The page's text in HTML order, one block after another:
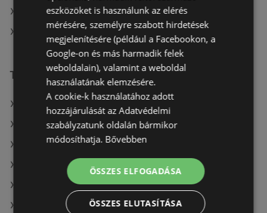
Rossmann itt: Hatvani
Rossmann itt: Tokaji
További linkek
A(z) Rossmann ajánlatai
A(z) goods market ajánlatai
A(z) Benu Gyógyszertárak ajánlatai
A(z) Oriflame aktuális akciós újságjai
A(z) Crystal nails aktuális akciós újságjai
A(z) Avon aktuális akciós újságjai
eszközöket is használunk az elérés
mérésére, személyre szabott hirdetések
megjelenítésére (például a Facebookon, a
Google-on és más harmadik felek
weboldalain), valamint a weboldal
használatának elemzésére.
A cookie-k használatához adott
hozzájárulását az Adatvédelmi
szabályzatunk oldalán bármikor
módosíthatja. Bővebben
ÖSSZES ELFOGADÁSA
ÖSSZES ELUTASÍTÁSA